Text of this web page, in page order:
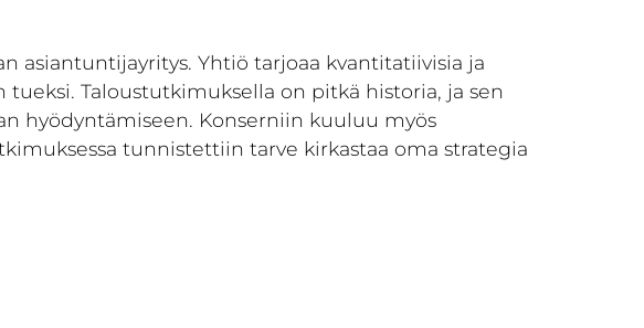
asiantuntijayritys. Yhtiö tarjoaa kvantitatiivisia ja
Taloustutkimuksella on pitkä historia, ja sen
hyödyntämiseen. Konserniin kuuluu myös
tunnistettiin tarve kirkastaa oma strategia